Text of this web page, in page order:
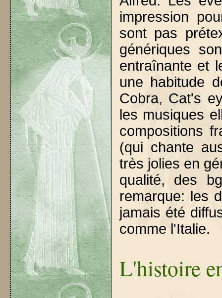
impression
sont pas
génériques
entraînante et
une habitude
Cobra, Cat's
les musiques
compositions
(qui chante
très jolies en
qualité, des
remarque: les
jamais été
comme l'Italie.
L'histoire